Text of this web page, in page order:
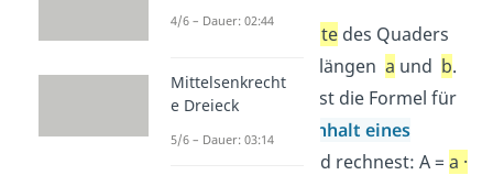
DieVorderseitedes Quaders
hat als Seitenlängen a und b.
Du verwendest die Formel für
den Flächeninhalt eines
und rechnest: A = a ·
4/6 – Dauer: 02:44
Mittelsenkrecht
e Dreieck
5/6 – Dauer: 03:14